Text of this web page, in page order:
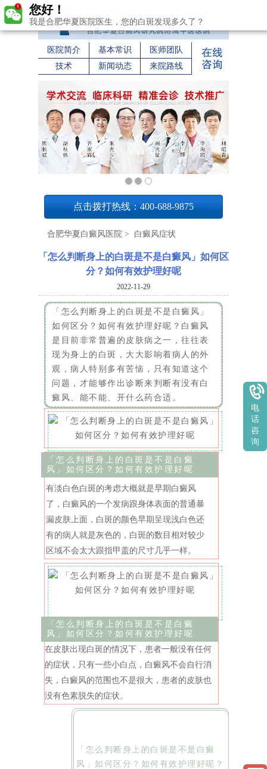
医院简介 基本常识
医师团队
技术
新闻动态 来院路线
点击拨打热线：400-688-9875
合肥华夏白癜风医院 > 白癜风症状
「怎么判断身上的白斑是不是白癜风」如何区
分？如何有效护理好呢
2022-11-29
「怎么判断身上的白斑是不是白癜风」
如何区分？如何有效护理好呢？白癜风
是目前非常普遍的皮肤病之一，往往表
现为身上的白斑，大大影响着病人的外
观，病人特别多有苦恼，只有知道这个
问题，才能够作出诊断来判断有没有白
癜风、能不能、开什么药合适。
「怎么判断身上的白斑是不是白癜
风」如何区分？如何有效护理好呢
有淡白色白斑的考虑大概就是早期白癜风
了，白癜风的一个发病跟身体表面的普通暴
漏皮肤上面，白斑的颜色早期呈现浅白色还
有的病人就是灰色的，白斑的数目相对较少
区域不会太大跟指甲盖的尺寸几乎一样。
「怎么判断身上的白斑是不是白癜
风」如何区分？如何有效护理好呢
在皮肤出现白斑的情况下，患者一般没有任何
的症状，只有一些小白点，白癜风不会自行消
失，白癜风的范围也不是很大，患者的皮肤也
没有色素脱失的症状。
「怎么判断身上的白斑是不是白癜
风」如何区分？如何有效护理好呢？
您好！
我是合肥华夏医院医生，您的白斑发现多久了？
电
话
咨
询